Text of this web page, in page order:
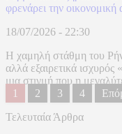
φρενάρει την
18/07/2026 - 22:30
Η χαμηλή στάθμη του
αλλά εξαιρετικά ισχυρός
μια στιγμή που η
1
2 3 4
Τελευταία Άρθρα